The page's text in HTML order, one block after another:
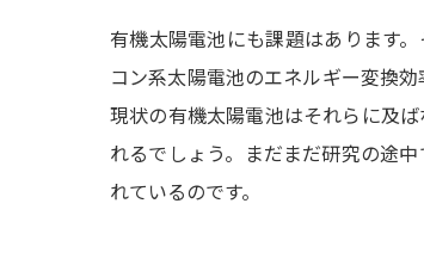
有機太陽電池にも課題はあります
コン系太陽電池のエネルギー変換
現状の有機太陽電池はそれらに及
れるでしょう。まだまだ研究の途
れているのです。